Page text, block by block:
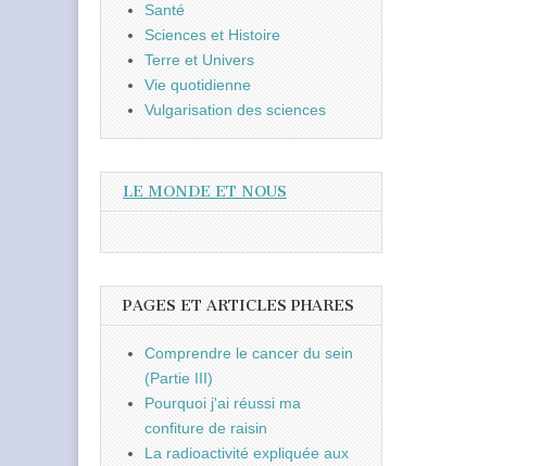
Santé
Sciences et Histoire
Terre et Univers
Vie quotidienne
Vulgarisation des sciences
LE MONDE ET NOUS
PAGES ET ARTICLES PHARES
Comprendre le cancer du sein
(Partie III)
Pourquoi j'ai réussi ma
confiture de raisin
La radioactivité expliquée aux